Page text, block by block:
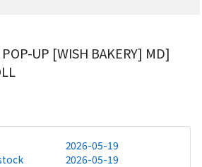
UP [WISH BAKERY] MD]
2026-05-19
2026-05-19